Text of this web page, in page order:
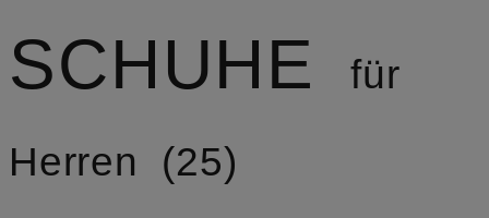
SCHUHE
für
Herren
25